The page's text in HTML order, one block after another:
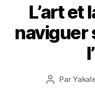
L’art et
naviguer
Auteur
Par